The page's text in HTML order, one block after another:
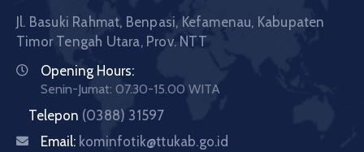
Jl. Basuki Rahmat, Benpasi, Kefamenau, Kabupaten
Timor Tengah Utara, Prov. NTT
Opening Hours:
Senin-Jumat: 07.30-15.00 WITA
Telepon (0388) 31597
Email: kominfotik@ttukab.go.id